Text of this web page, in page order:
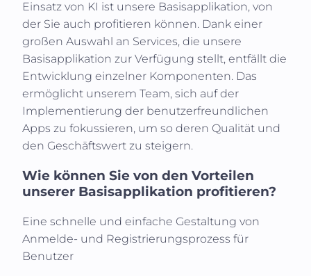
Einsatz von KI ist unsere Basisapplikation, von
der Sie auch profitieren können. Dank einer
großen Auswahl an Services, die unsere
Basisapplikation zur Verfügung stellt, entfällt die
Entwicklung einzelner Komponenten. Das
ermöglicht unserem Team, sich auf der
Implementierung der benutzerfreundlichen
Apps zu fokussieren, um so deren Qualität und
den Geschäftswert zu steigern.
Wie können Sie von den Vorteilen
unserer Basisapplikation profitieren?
Eine schnelle und einfache Gestaltung von
Anmelde- und Registrierungsprozess für
Benutzer